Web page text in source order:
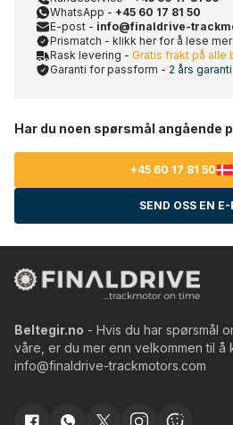
WhatsApp - +45 60 17 81 50
E-post - info@finaldrive-
Prismatch - klikk her for å lese mer
Rask levering - Gratis frakt på alle
Garanti for passform - 2 års
Har du noen spørsmål angående
+45 60 17 81 50
SEND OSS EN E-
Beltegir.no - Hvis du har spørsmål
våre, er du mer enn velkommen til å
info@finaldrive-trackmotors.com